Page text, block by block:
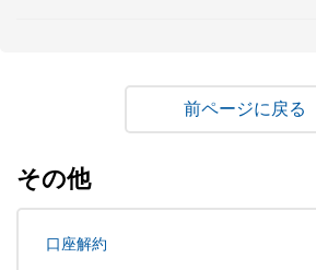
戻る
その他
口座解約